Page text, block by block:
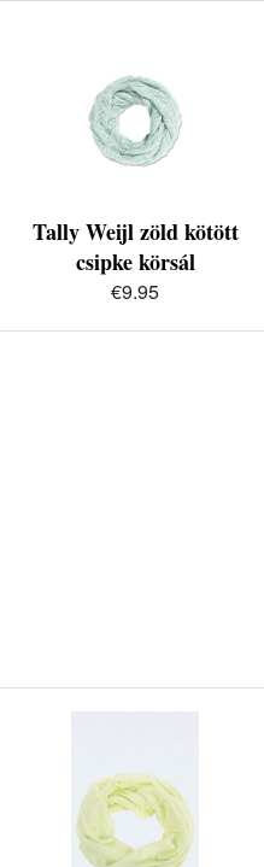
Tally Weijl zöld kötött
csipke körsál
€9.95